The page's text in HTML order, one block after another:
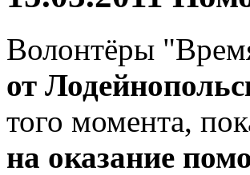
Волонтёры
от
того момента,
на оказание